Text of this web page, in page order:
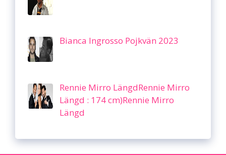
Bianca Ingrosso Pojkvän 2023
Rennie Mirro LängdRennie Mirro
Längd : 174 cm)Rennie Mirro
Längd